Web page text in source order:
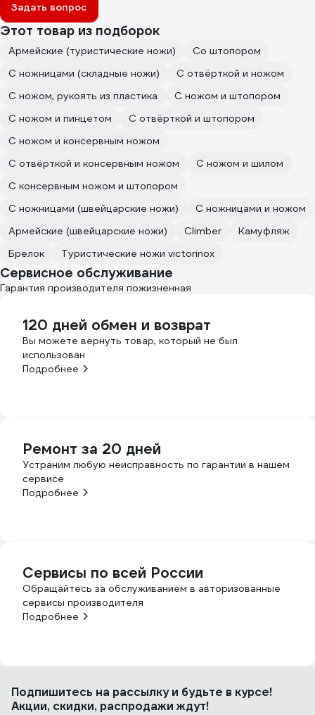
Задать вопрос
Этот товар из подборок
Армейские (туристические ножи)
Со штопором
С ножницами (складные ножи)
С отвёрткой и ножом
С ножом, рукоять из пластика
С ножом и штопором
С ножом и пинцетом
С отвёрткой и штопором
С ножом и консервным ножом
С отвёрткой и консервным ножом
С ножом и шилом
С консервным ножом и штопором
С ножницами (швейцарские ножи)
С ножницами и ножом
Армейские (швейцарские ножи)
Climber
Камуфляж
Брелок
Туристические ножи victorinox
Сервисное обслуживание
Гарантия производителя пожизненная
120 дней обмен и возврат
Вы можете вернуть товар, который не был
использован
Подробнее
Ремонт за 20 дней
Устраним любую неисправность по гарантии в нашем
сервисе
Подробнее
Сервисы по всей России
Обращайтесь за обслуживанием в авторизованные
сервисы производителя
Подробнее
Подпишитесь на рассылкуи будьте в курсе!
Акции, скидки, распродажи ждут!